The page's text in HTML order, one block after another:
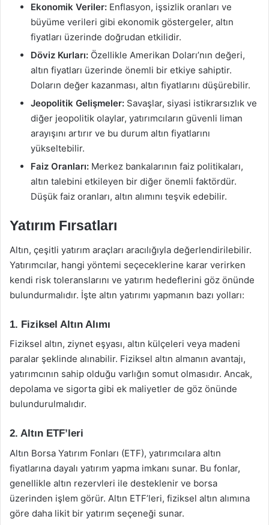
Ekonomik Veriler: Enflasyon, işsizlik oranları ve
büyüme verileri gibi ekonomik göstergeler, altın
fiyatları üzerinde doğrudan etkilidir.
Döviz Kurları: Özellikle Amerikan Doları’nın değeri,
altın fiyatları üzerinde önemli bir etkiye sahiptir.
Doların değer kazanması, altın fiyatlarını düşürebilir.
Jeopolitik Gelişmeler: Savaşlar, siyasi istikrarsızlık ve
diğer jeopolitik olaylar, yatırımcıların güvenli liman
arayışını artırır ve bu durum altın fiyatlarını
yükseltebilir.
Faiz Oranları: Merkez bankalarının faiz politikaları,
altın talebini etkileyen bir diğer önemli faktördür.
Düşük faiz oranları, altın alımını teşvik edebilir.
Yatırım Fırsatları
Altın, çeşitli yatırım araçları aracılığıyla değerlendirilebilir.
Yatırımcılar, hangi yöntemi seçeceklerine karar verirken
kendi risk toleranslarını ve yatırım hedeflerini göz önünde
bulundurmalıdır. İşte altın yatırımı yapmanın bazı yolları:
1. Fiziksel Altın Alımı
Fiziksel altın, ziynet eşyası, altın külçeleri veya madeni
paralar şeklinde alınabilir. Fiziksel altın almanın avantajı,
yatırımcının sahip olduğu varlığın somut olmasıdır. Ancak,
depolama ve sigorta gibi ek maliyetler de göz önünde
bulundurulmalıdır.
2. Altın ETF’leri
Altın Borsa Yatırım Fonları (ETF), yatırımcılara altın
fiyatlarına dayalı yatırım yapma imkanı sunar. Bu fonlar,
genellikle altın rezervleri ile desteklenir ve borsa
üzerinden işlem görür. Altın ETF’leri, fiziksel altın alımına
göre daha likit bir yatırım seçeneği sunar.